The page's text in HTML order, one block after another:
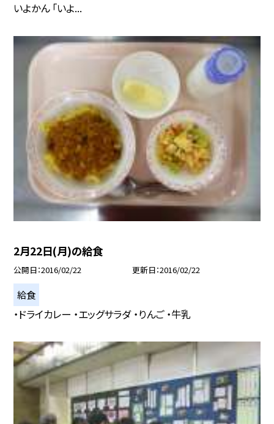
いよかん 「いよ...
2月22日(月)の給食
公開日 2016/02/22 更新日 2016/02/22
給食
・ドライカレー ・エッグサラダ ・りんご ・牛乳